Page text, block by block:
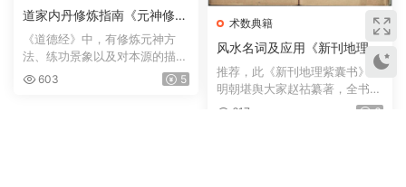
道家内丹修炼指南《元神修炼
法》
《道德经》中，有修炼元神方
法、练功景象以及对本源的描
述。如： 谷神不死、是谓...
603 5
术数典籍
风水名词及应用《新刊地理紫
囊书》六卷 · 明万历赵祜纂 ·
金陵一泉舒世臣 · 太末龚尧惠
推荐，此《新刊地理紫囊书》为
明朝堪舆大家赵祜纂著，全书共
六卷；论气、论龙、论...
617 6